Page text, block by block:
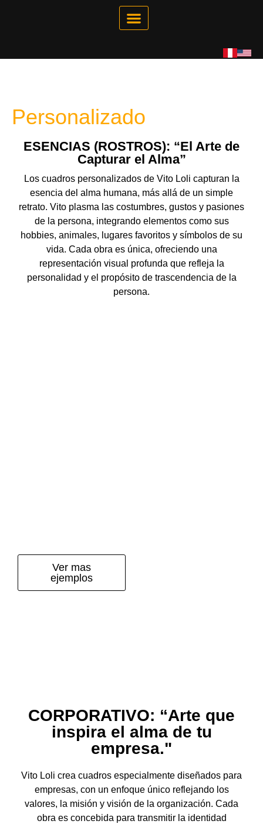
Personalizado
ESENCIAS (ROSTROS): “El Arte de
Capturar el Alma”
Los cuadros personalizados de Vito Loli capturan la
esencia del alma humana, más allá de un simple
retrato. Vito plasma las costumbres, gustos y pasiones
de la persona, integrando elementos como sus
hobbies, animales, lugares favoritos y símbolos de su
vida. Cada obra es única, ofreciendo una
representación visual profunda que refleja la
personalidad y el propósito de trascendencia de la
persona.
Ver mas
ejemplos
CORPORATIVO: “Arte que
inspira el alma de tu
empresa."
Vito Loli crea cuadros especialmente diseñados para
empresas, con un enfoque único reflejando los
valores, la misión y visión de la organización. Cada
obra es concebida para transmitir la identidad